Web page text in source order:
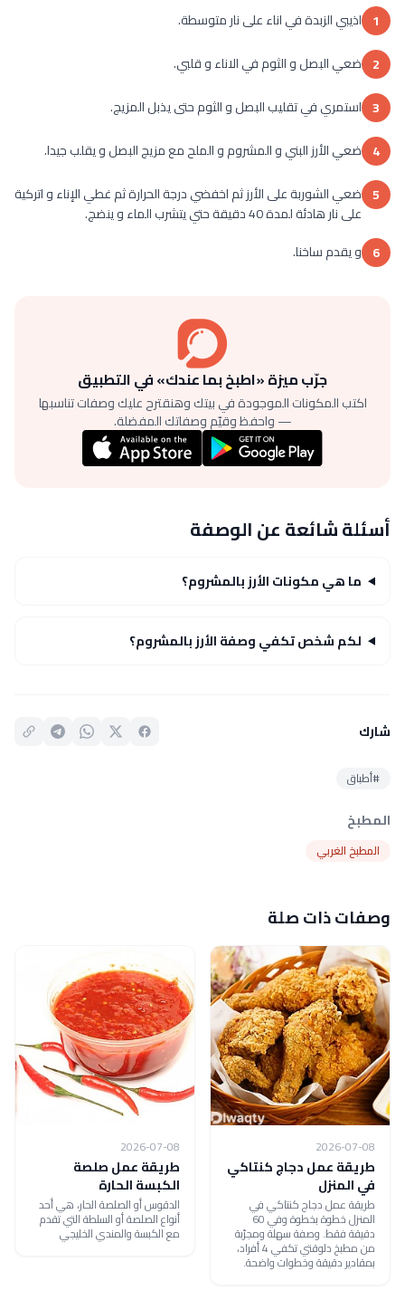
1 اذيبي الزبدة في اناء على نار متوسطة.
2 ضعي البصل و الثوم في الاناء و قلبي.
3 استمري في تقليب البصل و الثوم حتى يذبل المزيج.
4 ضعي الأرز البني و المشروم و الملح مع مزيج البصل و يقلب جيدا.
5 ضعي الشوربة على الأرز ثم اخفضي درجة الحرارة ثم غطي الإناء و اتركية
على نار هادئة لمدة 40 دقيقة حتي يتشرب الماء و ينضج.
6 و يقدم ساخنا.
جرّب ميزة «اطبخ بما عندك» في التطبيق
اكتب المكونات الموجودة في بيتك وهنقترح عليك وصفات تناسبها
— واحفظ وقيّم وصفاتك المفضلة.
أسئلة شائعة عن الوصفة
ما هي مكونات الأرز بالمشروم؟
لكم شخص تكفي وصفة الأرز بالمشروم؟
شارك
#أطباق
المطبخ
المطبخ الغربي
وصفات ذات صلة
2026-07-08
طريقة عمل دجاج كنتاكي
في المنزل
طريقة عمل دجاج كنتاكي في
المنزل خطوة بخطوة وفي 60
دقيقة فقط. وصفة سهلة ومجرّبة
من مطبخ دلوقتي تكفي 4 أفراد،
بمقادير دقيقة وخطوات واضحة.
2026-07-08
طريقة عمل صلصة
الكبسة الحارة
الدقوس أو الصلصة الحار، هي أحد
أنواع الصلصة أو السلطة التي تقدم
مع الكبسة والمندي الخليجي